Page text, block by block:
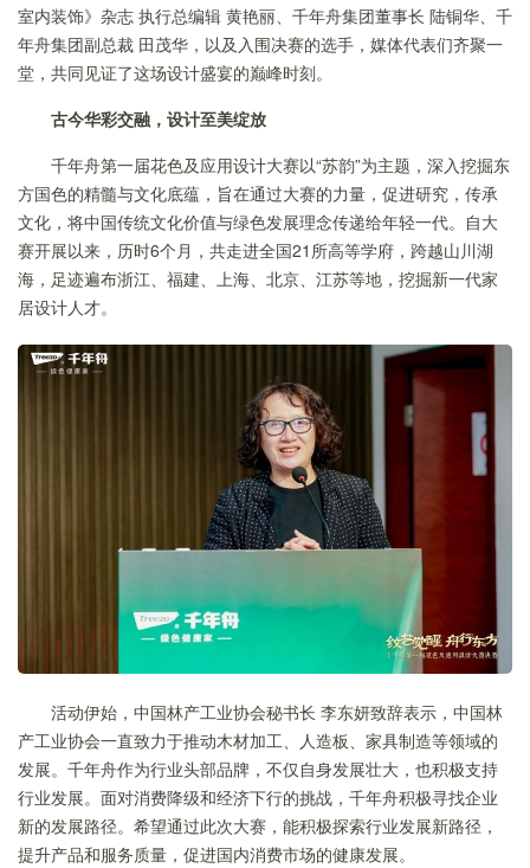
室内装饰》杂志 执行总编辑 黄艳丽、千年舟集团董事长 陆铜华、千
年舟集团副总裁 田茂华，以及入围决赛的选手，媒体代表们齐聚一
堂，共同见证了这场设计盛宴的巅峰时刻。
古今华彩交融，设计至美绽放
千年舟第一届花色及应用设计大赛以“苏韵”为主题，深入挖掘东
方国色的精髓与文化底蕴，旨在通过大赛的力量，促进研究，传承
文化，将中国传统文化价值与绿色发展理念传递给年轻一代。自大
赛开展以来，历时6个月，共走进全国21所高等学府，跨越山川湖
海，足迹遍布浙江、福建、上海、北京、江苏等地，挖掘新一代家
居设计人才。
活动伊始，中国林产工业协会秘书长 李东妍致辞表示，中国林
产工业协会一直致力于推动木材加工、人造板、家具制造等领域的
发展。千年舟作为行业头部品牌，不仅自身发展壮大，也积极支持
行业发展。面对消费降级和经济下行的挑战，千年舟积极寻找企业
新的发展路径。希望通过此次大赛，能积极探索行业发展新路径，
提升产品和服务质量，促进国内消费市场的健康发展。